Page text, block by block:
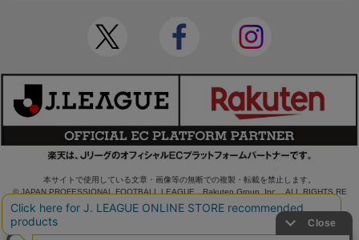
本サイトで使用している文章・画像等の無断での複製・転載を禁止します。
© JAPAN PROFESSIONAL FOOTBALL LEAGUE Rakuten Group, Inc. ALL RIGHTS RE
SERVED.